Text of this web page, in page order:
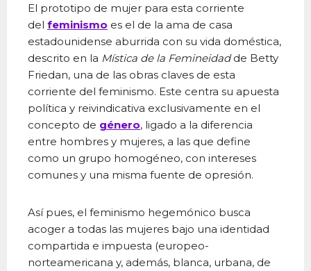
El prototipo de mujer para esta corriente
del feminismo es el de la ama de casa
estadounidense aburrida con su vida doméstica,
descrito en la Mística de la Femineidadde Betty
Friedan, una de las obras claves de esta
corriente del feminismo. Este centra su apuesta
política y reivindicativa exclusivamente en el
concepto de género, ligado a la diferencia
entre hombres y mujeres, a las que define
como un grupo homogéneo, con intereses
comunes y una misma fuente de opresión.
Así pues, el feminismo hegemónico busca
acoger a todas las mujeres bajo una identidad
compartida e impuesta (europeo-
norteamericana y, además, blanca, urbana, de